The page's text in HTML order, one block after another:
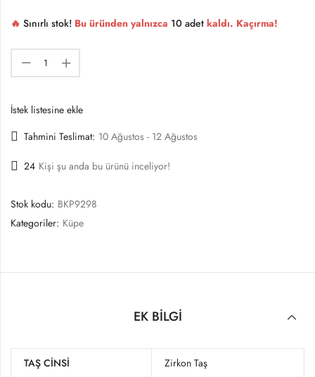
🔥 Sınırlı stok! Bu üründen yalnızca 10 adet kaldı. Kaçırma!
İstek listesine ekle
Tahmini Teslimat: 10 Ağustos - 12 Ağustos
24 Kişi şu anda bu ürünü inceliyor!
Stok kodu: BKP9298
Kategoriler: Küpe
EK BILGI
TAŞ CINSI Zirkon Taş